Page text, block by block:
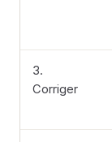
3.
Corriger